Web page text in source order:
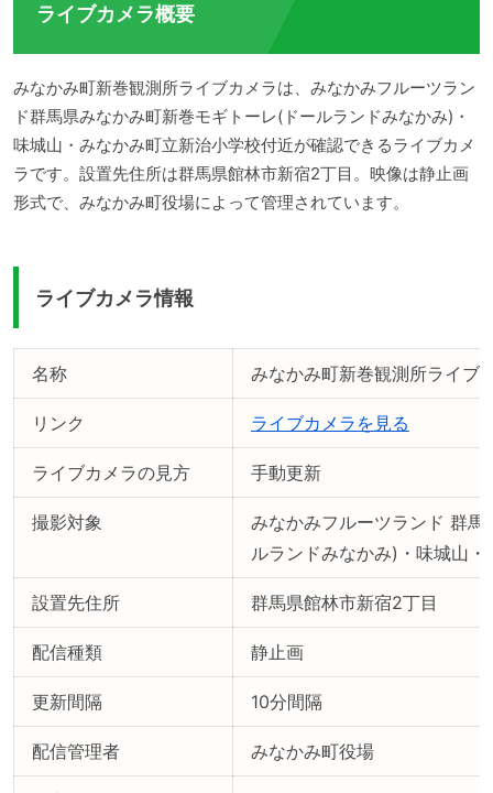
ライブカメラ概要
みなかみ町新巻観測所ライブカメラは、みなかみフルーツラン
ド群馬県みなかみ町新巻モギトーレ(ドールランドみなかみ)・
味城山・みなかみ町立新治小学校付近が確認できるライブカメ
ラです。設置先住所は群馬県館林市新宿2丁目。映像は静止画
形式で、みなかみ町役場によって管理されています。
ライブカメラ情報
名称 みなかみ町新巻観測所ライブ
リンク ライブカメラを見る
ライブカメラの見方 手動更新
撮影対象
みなかみフルーツランド 群
ルランドみなかみ)・味城山
設置先住所 群馬県館林市新宿2丁目
配信種類 静止画
更新間隔 10分間隔
配信管理者 みなかみ町役場